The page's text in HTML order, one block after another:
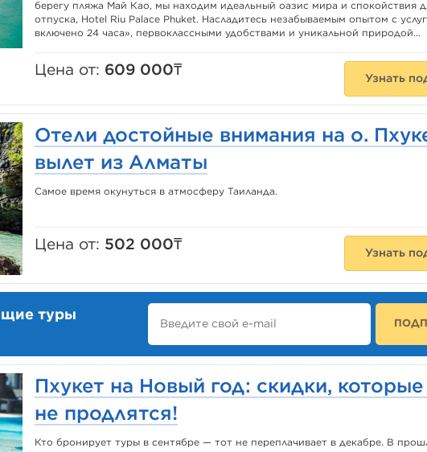
берегу пляжа Май Као, мы находим идеальный оазис мира и спокойствия
отпуска, Hotel Riu Palace Phuket. Насладитесь незабываемым опытом с
включено 24 часа», первоклассными удобствами и уникальной природой...
Цена от: 609 000₸
Узнать
Отели достойные внимания на о.
вылет из Алматы
Самое время окунуться в атмосферу Таиланда.
Цена от: 502 000₸
Узнать
туры
Пхукет на Новый год: скидки, которые
не продлятся!
Кто бронирует туры в сентябре — тот не переплачивает в декабре. В